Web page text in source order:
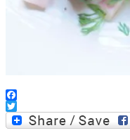
Facebook
Twitter